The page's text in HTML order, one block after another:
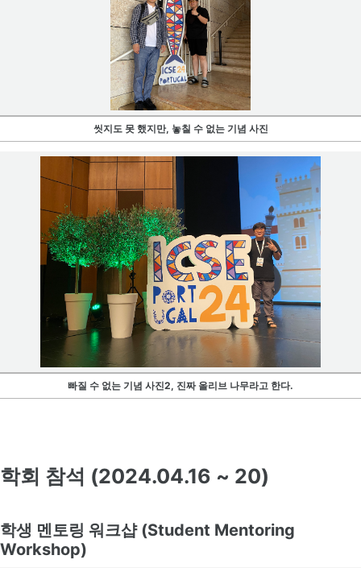
씻지도 못 했지만, 놓칠 수 없는 기념 사진
빠질 수 없는 기념 사진2, 진짜 올리브 나무라고 한다.
학회 참석 (2024.04.16 ~ 20)
학생 멘토링 워크샵 (Student Mentoring
Workshop)